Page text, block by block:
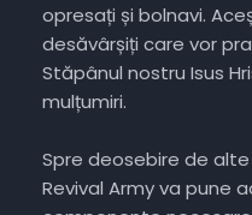
opresați și bolnavi.
desăvârșiți care vor
Stăpânul nostru Isus
mulțumiri.
Spre deosebire de
Revival Army va pune